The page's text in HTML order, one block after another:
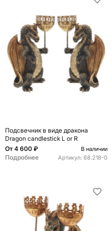
Подсвечник в виде дракона
Dragon candlestick L or R
От 4 600 ₽ В наличии
Подробнее Артикул: 68.218-0